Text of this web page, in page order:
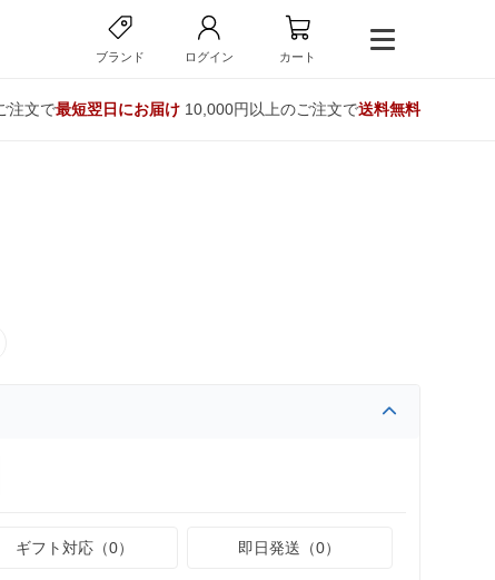
ブランド ログイン カート
注文で最短翌日にお届け10,000円以上のご注文で送料無料
ギフト対応（0） 即日発送（0）